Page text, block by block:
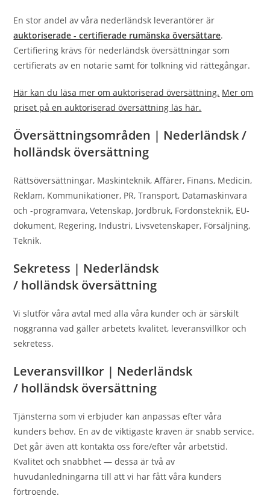
En stor andel av våra nederländsk leverantörer är
auktoriserade - certifierade rumänska översättare.
Certifiering krävs för nederländsk översättningar som
certifierats av en notarie samt för tolkning vid rättegångar.
Här kan du läsa mer om auktoriserad översättning. Mer om
priset på en auktoriserad översättning läs här.
Översättningsområden | Nederländsk /
holländsk översättning
Rättsöversättningar, Maskinteknik, Affärer, Finans, Medicin,
Reklam, Kommunikationer, PR, Transport, Datamaskinvara
och -programvara, Vetenskap, Jordbruk, Fordonsteknik, EU-
dokument, Regering, Industri, Livsvetenskaper, Försäljning,
Teknik.
Sekretess | Nederländsk
/ holländsk översättning
Vi slutför våra avtal med alla våra kunder och är särskilt
noggranna vad gäller arbetets kvalitet, leveransvillkor och
sekretess.
Leveransvillkor | Nederländsk
/ holländsk översättning
Tjänsterna som vi erbjuder kan anpassas efter våra
kunders behov. En av de viktigaste kraven är snabb service.
Det går även att kontakta oss före/efter vår arbetstid.
Kvalitet och snabbhet — dessa är två av
huvudanledningarna till att vi har fått våra kunders
förtroende.